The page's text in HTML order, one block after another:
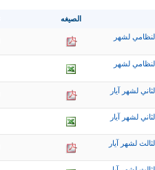
الصيغه
لشهر
لشهر
لشهر آيار
لشهر آيار
لشهر آيار